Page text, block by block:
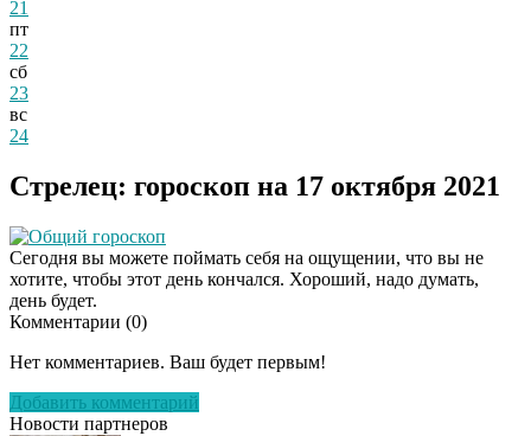
21
пт
22
сб
23
вс
24
Стрелец: гороскоп на 17 октября 2021
Общий гороскоп
Сегодня вы можете поймать себя на ощущении, что вы не
хотите, чтобы этот день кончался. Хороший, надо думать,
день будет.
Комментарии (0)
Нет комментариев. Ваш будет первым!
Добавить комментарий
Новости партнеров
Этот танец невесты
Пересмотрела 10 раз